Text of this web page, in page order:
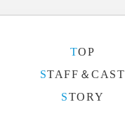
TOP
STAFF＆CAST
STORY